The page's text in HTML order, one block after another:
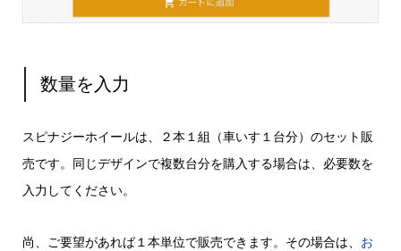
数量を入力
スピナジーホイールは、２本１組（車いす１台分）のセット販
売です。同じデザインで複数台分を購入する場合は、必要数を
入力してください。
尚、ご要望があれば１本単位で販売できます。その場合は、 お